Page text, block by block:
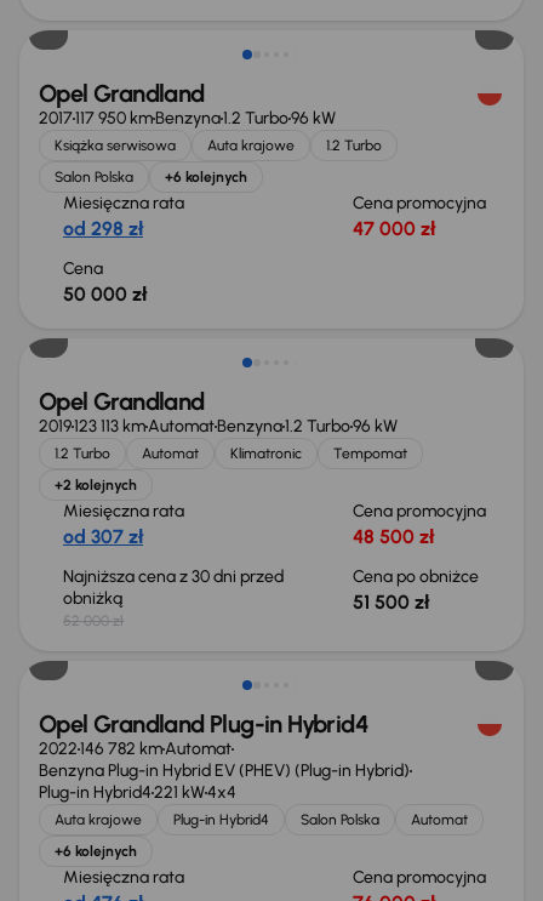
Opel Grandland
2017117 950 kmBenzyna1.2 Turbo96 kW
Książka serwisowa Auta krajowe
1.2 Turbo
Salon Polska
+6 kolejnych
Miesięczna rata
od 298 zł
Cena promocyjna
47 000 zł
Cena
50 000 zł
Taniej o 500 zł
Opel Grandland
2019123 113 kmAutomatBenzyna1.2 Turbo96 kW
1.2 Turbo Automat Klimatronic
Tempomat
+2 kolejnych
Miesięczna rata
od 307 zł
Cena promocyjna
48 500 zł
Najniższa cena z 30 dni przed
obniżką
52 000 zł
Cena po obniżce
51 500 zł
Opel Grandland Plug-in Hybrid4
2022146 782 kmAutomat
Benzyna Plug-in Hybrid EV (PHEV) (Plug-in Hybrid)
Plug-in Hybrid4221 kW4x4
Auta krajowe Plug-in Hybrid4 Salon Polska
Automat
+6 kolejnych
Miesięczna rata Cena promocyjna